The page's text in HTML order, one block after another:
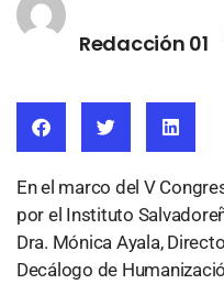
Redacción 01
En el marco del V
por el Instituto
Dra. Mónica Ayala,
Decálogo de